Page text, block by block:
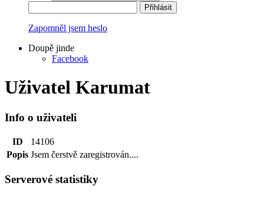
Zapomněl jsem heslo
Doupě jinde
Facebook
Uživatel Karumat
Info o uživateli
ID
14106
Popis Jsem čerstvě zaregistrován....
Serverové statistiky